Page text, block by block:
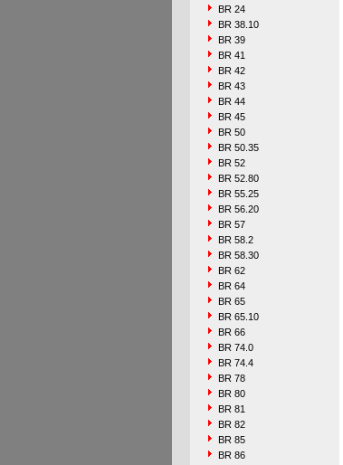
BR 24
BR 38.10
BR 39
BR 41
BR 42
BR 43
BR 44
BR 45
BR 50
BR 50.35
BR 52
BR 52.80
BR 55.25
BR 56.20
BR 57
BR 58.2
BR 58.30
BR 62
BR 64
BR 65
BR 65.10
BR 66
BR 74.0
BR 74.4
BR 78
BR 80
BR 81
BR 82
BR 85
BR 86